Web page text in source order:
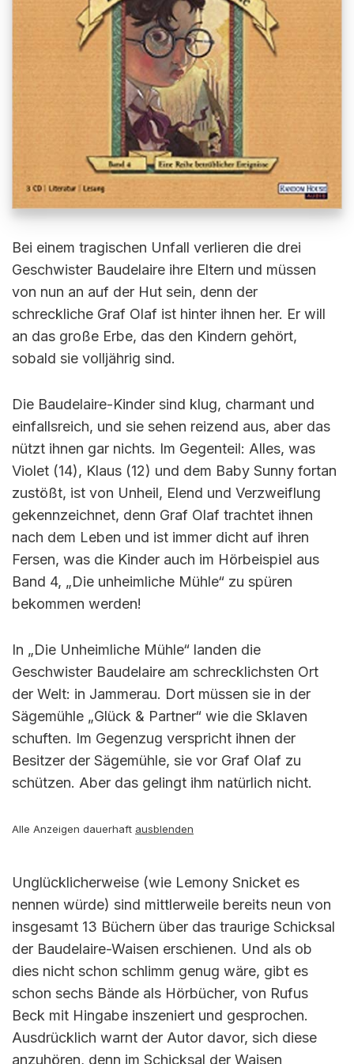
Bei einem tragischen Unfall verlieren die drei
Geschwister Baudelaire ihre Eltern und müssen
von nun an auf der Hut sein, denn der
schreckliche Graf Olaf ist hinter ihnen her. Er will
an das große Erbe, das den Kindern gehört,
sobald sie volljährig sind.
Die Baudelaire-Kinder sind klug, charmant und
einfallsreich, und sie sehen reizend aus, aber das
nützt ihnen gar nichts. Im Gegenteil: Alles, was
Violet (14), Klaus (12) und dem Baby Sunny fortan
zustößt, ist von Unheil, Elend und Verzweiflung
gekennzeichnet, denn Graf Olaf trachtet ihnen
nach dem Leben und ist immer dicht auf ihren
Fersen, was die Kinder auch im Hörbeispiel aus
Band 4, „Die unheimliche Mühle“ zu spüren
bekommen werden!
In „Die Unheimliche Mühle“ landen die
Geschwister Baudelaire am schrecklichsten Ort
der Welt: in Jammerau. Dort müssen sie in der
Sägemühle „Glück & Partner“ wie die Sklaven
schuften. Im Gegenzug verspricht ihnen der
Besitzer der Sägemühle, sie vor Graf Olaf zu
schützen. Aber das gelingt ihm natürlich nicht.
Alle Anzeigen dauerhaft ausblenden
Unglücklicherweise (wie Lemony Snicket es
nennen würde) sind mittlerweile bereits neun von
insgesamt 13 Büchern über das traurige Schicksal
der Baudelaire-Waisen erschienen. Und als ob
dies nicht schon schlimm genug wäre, gibt es
schon sechs Bände als Hörbücher, von Rufus
Beck mit Hingabe inszeniert und gesprochen.
Ausdrücklich warnt der Autor davor, sich diese
anzuhören, denn im Schicksal der Waisen